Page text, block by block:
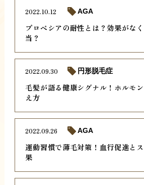
プロペシアの耐性とは？効果がな
当？
2022.10.12 AGA
毛髪が語る健康シグナル！ホルモ
え方
2022.09.30 円形脱毛症
運動習慣で薄毛対策！血行促進と
果
2022.09.26 AGA